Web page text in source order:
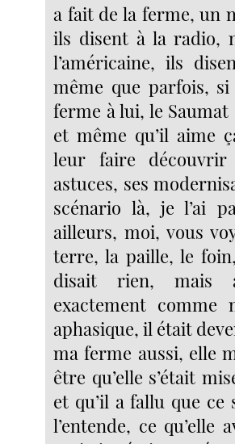
a fait de la ferme, un
ils disent à la radio,
l’américaine, ils
même que parfois,
ferme à lui, le
et même qu’il aime
leur faire
astuces, ses
scénario là, je l’ai
ailleurs, moi, vous
terre, la paille, le
disait rien, mais
exactement
aphasique, il était
ma ferme aussi, elle
être qu’elle s’était
et qu’il a fallu que
l’entende, ce